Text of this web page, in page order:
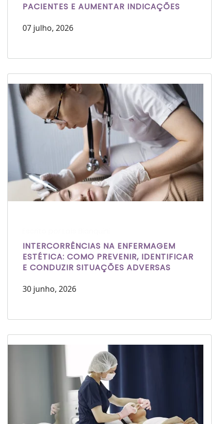
PACIENTES E AUMENTAR INDICAÇÕES
07 julho, 2026
INTERCORRÊNCIAS NA ENFERMAGEM
ESTÉTICA: COMO PREVENIR, IDENTIFICAR
E CONDUZIR SITUAÇÕES ADVERSAS
30 junho, 2026